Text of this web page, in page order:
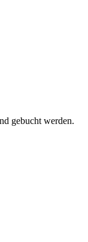
gebucht werden.